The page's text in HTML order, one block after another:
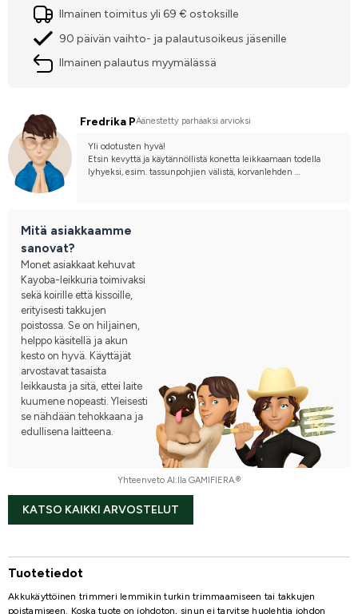
Ilmainen toimitus yli 69 € ostoksille
90 päivän vaihto- ja palautusoikeus jäsenille
Ilmainen palautus myymälässä
Fredrika PÄänestetty parhaaksi arvioksi
Yli odotusten hyvä!
Etsin kevyttä ja käytännöllistä konetta leikkaamaan todella
lyhyeksi, esim. tassunpohjien välistä, korvanlehden
tasaisesti ja siististi! Liitän mukaan ennen ja jälkeen kuvat
Mitä asiakkaamme
sanovat?
Monet asiakkaat kehuvat
Kayoba-leikkuria toimivaksi
sekä koirille että kissoille,
erityisesti takkujen
poistossa. Se on hiljainen,
helppo käsitellä ja akun
kesto on hyvä. Käyttäjät
arvostavat tasaista
leikkausta ja sitä, ettei laite
kuumene nopeasti. Yleisesti
se nähdään tehokkaana ja
edullisena laitteena.
Yhteenveto AI:lla GAMIFIERA.®
KATSO KAIKKI ARVOSTELUT
Tuotetiedot
Akkukäyttöinen trimmeri lemmikin turkin trimmaamiseen tai takkujen
poistamiseen. Koska tuote on johdoton, sinun ei tarvitse huolehtia johdon